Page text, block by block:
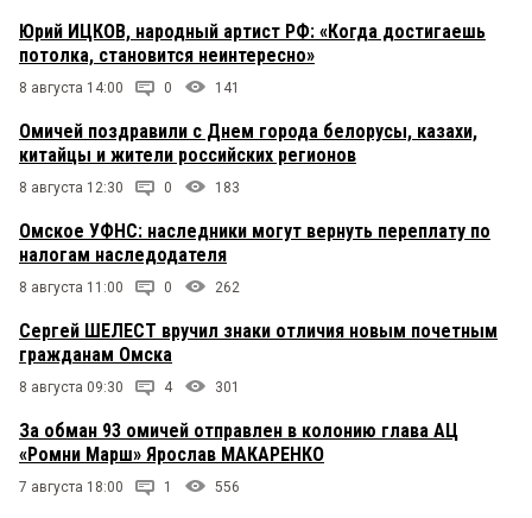
Юрий ИЦКОВ, народный артист РФ: «Когда достигаешь
потолка, становится неинтересно»
8 августа 14:00 0 141
Омичей поздравили с Днем города белорусы, казахи,
китайцы и жители российских регионов
8 августа 12:30 0 183
Омское УФНС: наследники могут вернуть переплату по
налогам наследодателя
8 августа 11:00 0 262
Сергей ШЕЛЕСТ вручил знаки отличия новым почетным
гражданам Омска
8 августа 09:30 4 301
За обман 93 омичей отправлен в колонию глава АЦ
«Ромни Марш» Ярослав МАКАРЕНКО
7 августа 18:00 1 556